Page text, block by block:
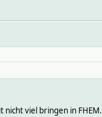
nicht viel bringen in FHEM.